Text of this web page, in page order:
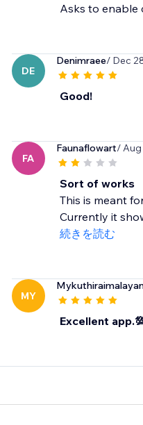
Asks to enable
DE
Denimraee/ Dec
Good!
FA
Faunaflowart/ Aug
Sort of works
This is meant
Currently it
続きを読む
MY
Excellent